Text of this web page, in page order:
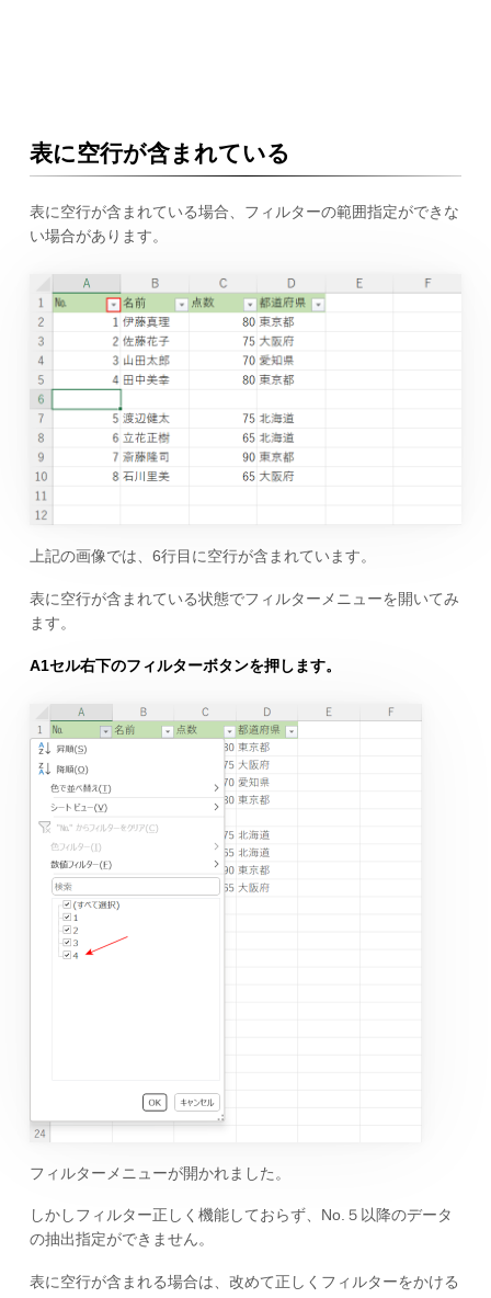
表に空行が含まれている
表に空行が含まれている場合、フィルターの範囲指定ができな
い場合があります。
上記の画像では、6行目に空行が含まれています。
表に空行が含まれている状態でフィルターメニューを開いてみ
ます。
A1セル右下のフィルターボタンを押します。
フィルターメニューが開かれました。
しかしフィルター正しく機能しておらず、No.５以降のデータ
の抽出指定ができません。
表に空行が含まれる場合は、改めて正しくフィルターをかける